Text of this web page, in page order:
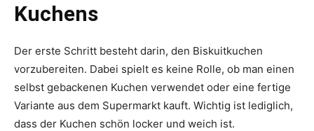
Kuchens
Der erste Schritt besteht darin, den Biskuitkuchen
vorzubereiten. Dabei spielt es keine Rolle, ob man einen
selbst gebackenen Kuchen verwendet oder eine fertige
Variante aus dem Supermarkt kauft. Wichtig ist lediglich,
dass der Kuchen schön locker und weich ist.